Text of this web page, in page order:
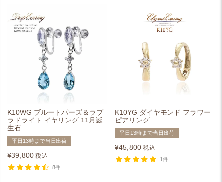
K10WG ブルートパーズ＆ラブ
ラドライト イヤリング 11月誕
生石
平日13時まで当日出荷
¥39,800 税込
8件
K10YG ダイヤモンド フラワー
ピアリング
平日13時まで当日出荷
¥45,800 税込
1件